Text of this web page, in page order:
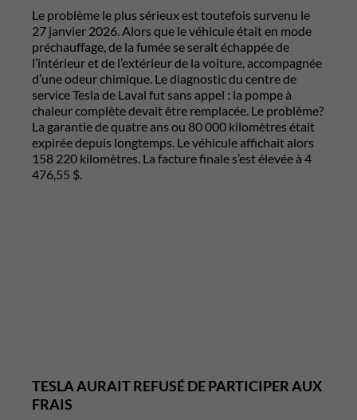
Le problème le plus sérieux est toutefois survenu le
27 janvier 2026. Alors que le véhicule était en mode
préchauffage, de la fumée se serait échappée de
l’intérieur et de l’extérieur de la voiture, accompagnée
d’une odeur chimique. Le diagnostic du centre de
service Tesla de Laval fut sans appel : la pompe à
chaleur complète devait être remplacée. Le problème?
La garantie de quatre ans ou 80 000 kilomètres était
expirée depuis longtemps. Le véhicule affichait alors
158 220 kilomètres. La facture finale s’est élevée à 4
476,55 $.
TESLA AURAIT REFUSÉ DE PARTICIPER AUX
FRAIS